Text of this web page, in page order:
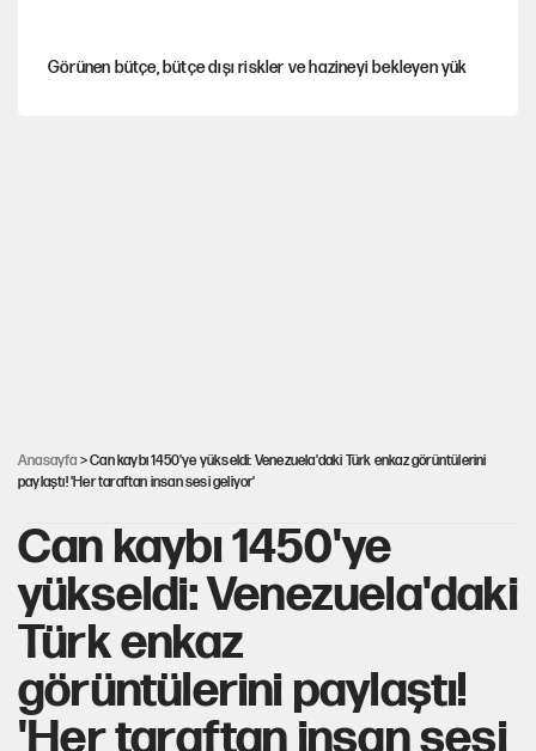
Görünen bütçe, bütçe dışı riskler ve hazineyi bekleyen yük
Anasayfa > Can kaybı 1450'ye yükseldi: Venezuela'daki Türk enkaz görüntülerini
paylaştı! 'Her taraftan insan sesi geliyor'
Can kaybı 1450'ye
yükseldi: Venezuela'daki
Türk enkaz
görüntülerini paylaştı!
'Her taraftan insan sesi